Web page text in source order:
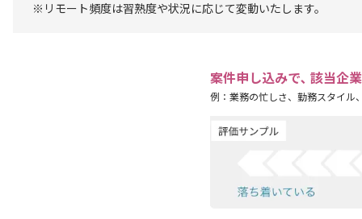
※リモート頻度は習熟度や状況に応じて変動いたします。
案件申し込みで､ 該当企
例：業務の忙しさ、勤務スタイル